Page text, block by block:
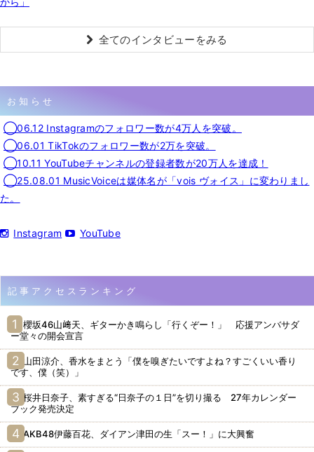
全てのインタビューをみる
お知らせ
◯06.12 Instagramのフォロワー数が4万人を突破。
◯06.01 TikTokのフォロワー数が2万を突破。
◯10.11 YouTubeチャンネルの登録者数が20万人を達成！
◯25.08.01 MusicVoiceは媒体名が「vois ヴォイス」に変わりまし
た。
Instagram YouTube
記事アクセスランキング
櫻坂46山﨑天、ギターかき鳴らし「行くぞー！」 応援アンバサダ
ー堂々の開会宣言
山田涼介、香水をまとう「僕を嗅ぎたいですよね？すごくいい香り
です、僕（笑）」
桜井日奈子、素すぎる“日奈子の１日”を切り撮る 27年カレンダー
ブック発売決定
AKB48伊藤百花、ダイアン津田の生「スー！」に大興奮